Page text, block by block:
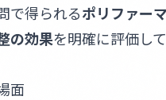
で得られるポリファー
の効果を明確に評価し
面